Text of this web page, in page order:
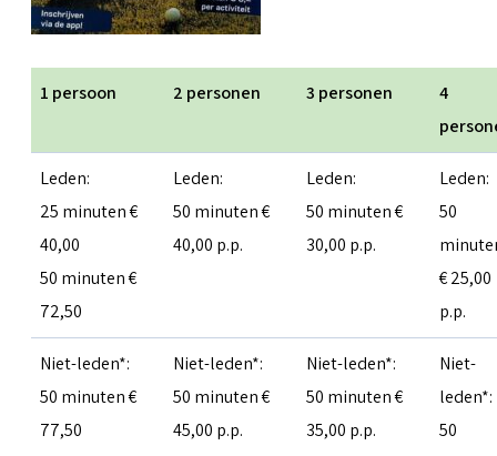
1 persoon 2 personen 3 personen
4
Leden:
25 minuten €
40,00
50 minuten €
72,50
Leden:
50 minuten €
40,00 p.p.
Leden:
50 minuten €
30,00 p.p.
Leden:
50
€ 25,00
p.p.
Niet-leden*:
50 minuten €
77,50
Niet-leden*:
50 minuten €
45,00 p.p.
Niet-leden*:
50 minuten €
35,00 p.p.
Niet-
leden*:
50